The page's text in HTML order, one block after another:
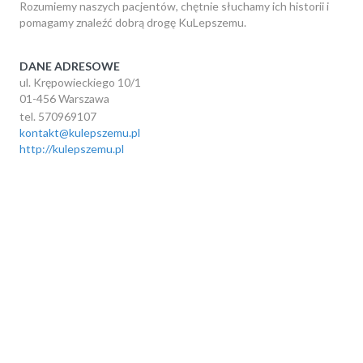
Rozumiemy naszych pacjentów, chętnie słuchamy ich historii i
pomagamy znaleźć dobrą drogę KuLepszemu.
DANE ADRESOWE
ul. Krępowieckiego 10/1
01-456 Warszawa
tel. 570969107
kontakt@kulepszemu.pl
http://kulepszemu.pl